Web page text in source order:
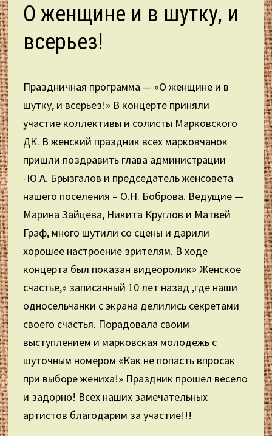
О женщине и в шутку, и
всерьез!
Праздничная программа — «О женщине и в
шутку, и всерьез!» В концерте приняли
участие коллективы и солисты Марковского
ДК. В женский праздник всех марковчанок
пришли поздравить глава администрации
-Ю.А. Брызгалов и председатель женсовета
нашего поселения – О.Н. Боброва. Ведущие —
Марина Зайцева, Никита Круглов и Матвей
Граф, много шутили со сцены и дарили
хорошее настроение зрителям. В ходе
концерта был показан видеоролик» Женское
счастье,» записанный 10 лет назад ,где наши
односельчанки с экрана делились секретами
своего счастья. Порадовала своим
выступлением и марковская молодежь с
шуточным номером «Как не попасть впросак
при выборе жениха!» Праздник прошел весело
и задорно! Всех наших замечательных
артистов благодарим за участие!!!